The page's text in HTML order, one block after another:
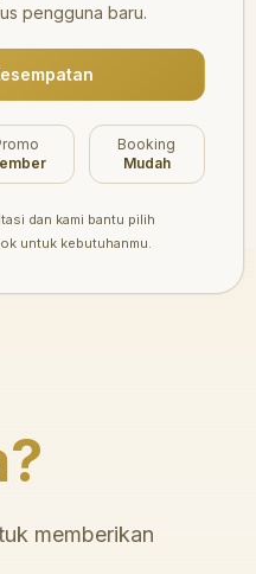
memberikan
pengguna baru.
Booking
Mudah
dan kami bantu pilih
untuk kebutuhanmu.